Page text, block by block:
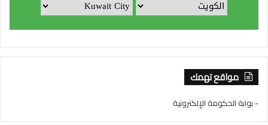
مواقع تهمك
- بوابة الحكومة الإلكترونية